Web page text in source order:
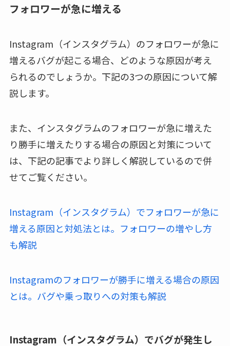
フォロワーが急に増える
Instagram（インスタグラム）のフォロワーが急に
増えるバグが起こる場合、どのような原因が考え
られるのでしょうか。下記の3つの原因について解
説します。
また、インスタグラムのフォロワーが急に増えた
り勝手に増えたりする場合の原因と対策について
は、下記の記事でより詳しく解説しているので併
せてご覧ください。
Instagram（インスタグラム）でフォロワーが急に
増える原因と対処法とは。フォロワーの増やし方
も解説
Instagramのフォロワーが勝手に増える場合の原因
とは。バグや乗っ取りへの対策も解説
Instagram（インスタグラム）でバグが発生し